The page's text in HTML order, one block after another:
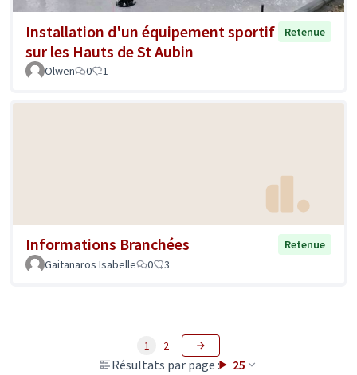
Installation d'un équipement sportif
sur les Hauts de St Aubin
Retenue
Olwen 0 1
Informations Branchées
Retenue
Gaitanaros Isabelle
0 3
Résultats par page : 25
1 2